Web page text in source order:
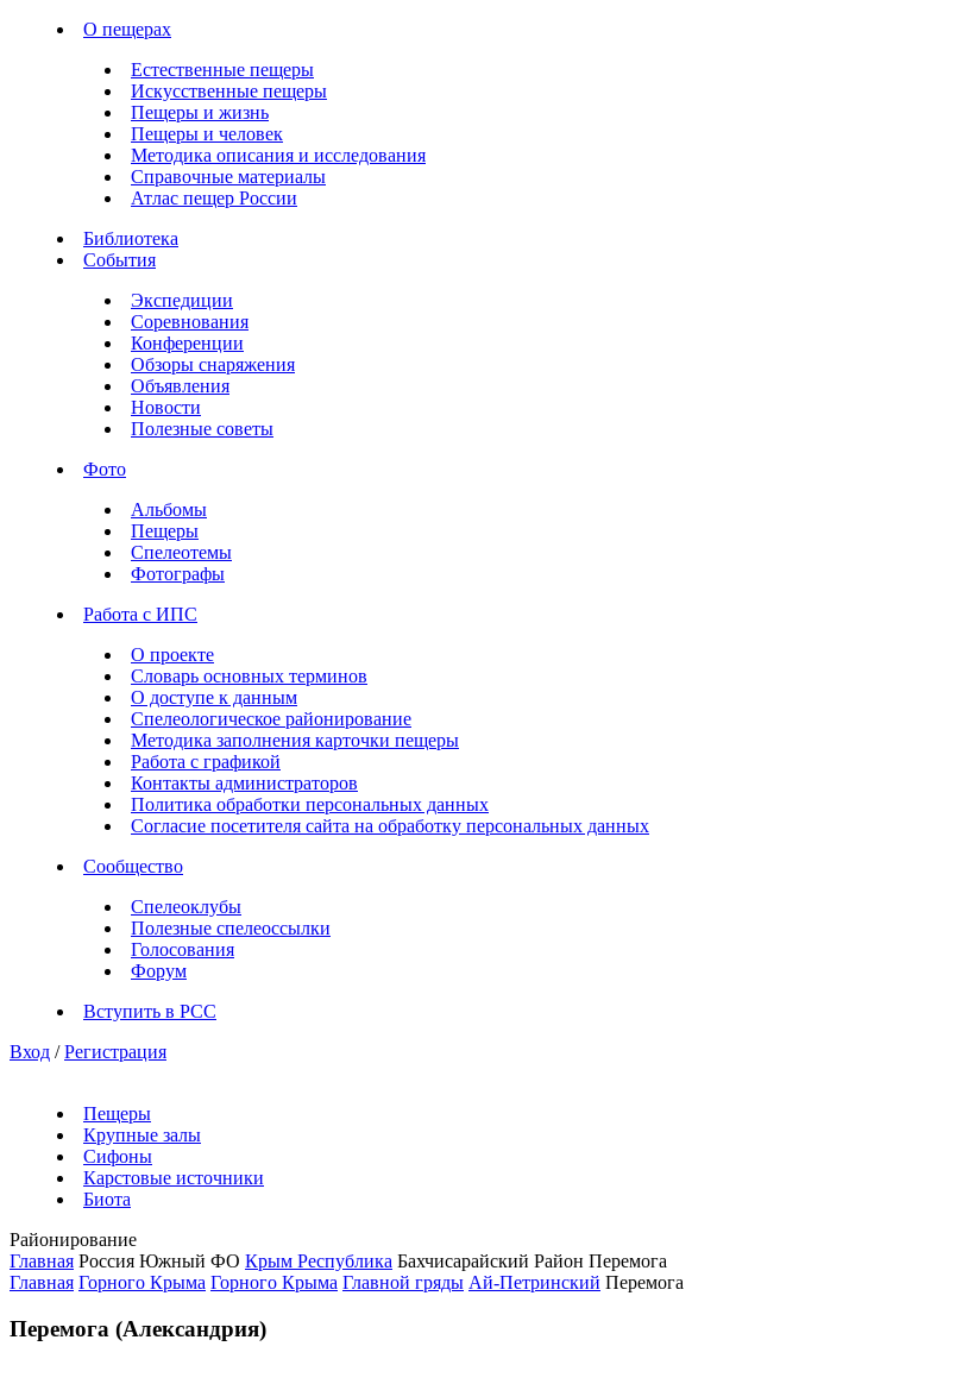
О пещерах
Естественные пещеры
Искусственные пещеры
Пещеры и жизнь
Пещеры и человек
Методика описания и исследования
Справочные материалы
Атлас пещер России
Библиотека
События
Экспедиции
Соревнования
Конференции
Обзоры снаряжения
Объявления
Новости
Полезные советы
Фото
Альбомы
Пещеры
Спелеотемы
Фотографы
Работа с ИПС
О проекте
Словарь основных терминов
О доступе к данным
Спелеологическое районирование
Методика заполнения карточки пещеры
Работа с графикой
Контакты администраторов
Политика обработки персональных данных
Согласие посетителя сайта на обработку персональных данных
Сообщество
Спелеоклубы
Полезные спелеоссылки
Голосования
Форум
Вступить в РСС
Вход / Регистрация
Пещеры
Крупные залы
Сифоны
Карстовые источники
Биота
Районирование
Главная Россия Южный ФО Крым Республика Бахчисарайский Район Перемога
Главная Горного Крыма Горного Крыма Главной гряды Ай-Петринский Перемога
Перемога (Александрия)